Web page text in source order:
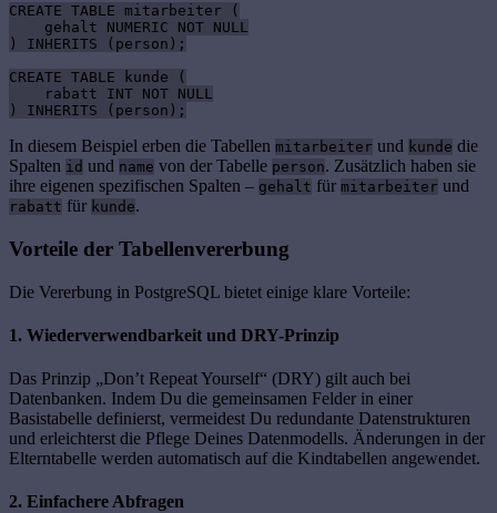
CREATE TABLE mitarbeiter (
    gehalt NUMERIC NOT NULL
) INHERITS (person);
CREATE TABLE kunde (
    rabatt INT NOT NULL
) INHERITS (person);
In diesem Beispiel erben die Tabellen mitarbeiter und kunde die
Spalten id und name von der Tabelle person. Zusätzlich haben sie
ihre eigenen spezifischen Spalten – gehalt für mitarbeiter und
rabatt für kunde.
Vorteile der Tabellenvererbung
Die Vererbung in PostgreSQL bietet einige klare Vorteile:
1. Wiederverwendbarkeit und DRY-Prinzip
Das Prinzip „Don’t Repeat Yourself“ (DRY) gilt auch bei
Datenbanken. Indem Du die gemeinsamen Felder in einer
Basistabelle definierst, vermeidest Du redundante Datenstrukturen
und erleichterst die Pflege Deines Datenmodells. Änderungen in der
Elterntabelle werden automatisch auf die Kindtabellen angewendet.
2. Einfachere Abfragen